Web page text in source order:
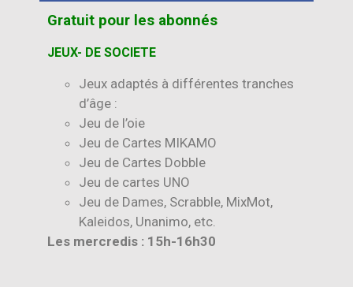
Gratuit pour les abonnés
JEUX- DE SOCIETE
Jeux adaptés à différentes tranches
d’âge :
Jeu de l’oie
Jeu de Cartes MIKAMO
Jeu de Cartes Dobble
Jeu de cartes UNO
Jeu de Dames, Scrabble, MixMot,
Kaleidos, Unanimo, etc.
Les mercredis : 15h-16h30